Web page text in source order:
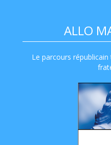
ALLO
Le parcours